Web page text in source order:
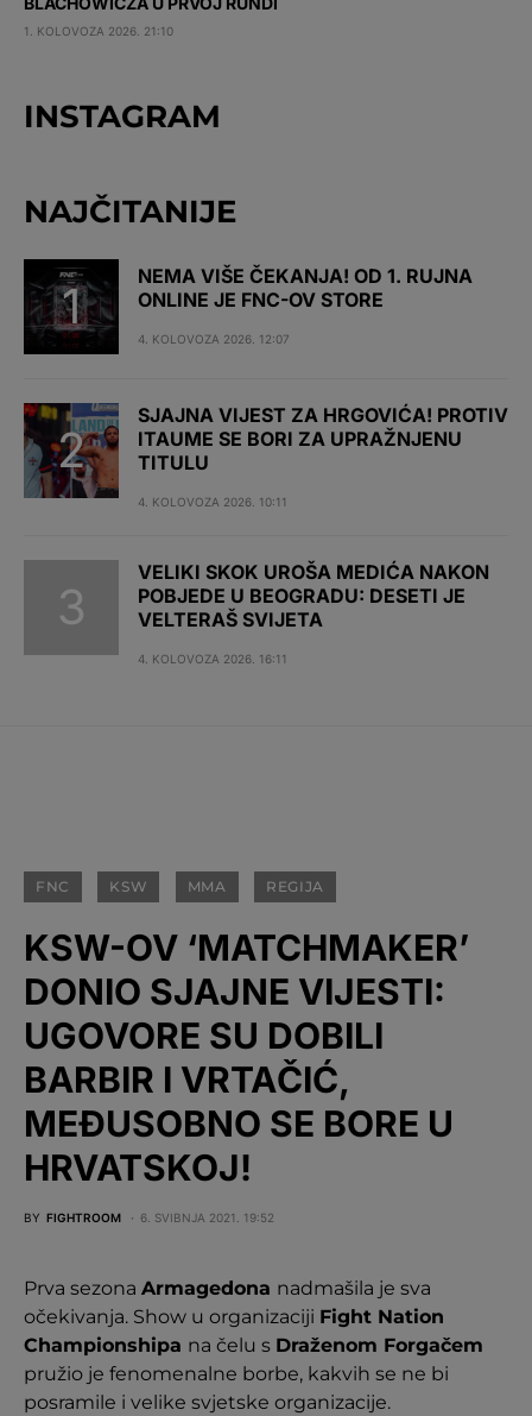
1. KOLOVOZA 2026. 21:10
INSTAGRAM
NAJČITANIJE
NEMA VIŠE ČEKANJA! OD 1. RUJNA
ONLINE JE FNC-OV STORE
4. KOLOVOZA 2026. 12:07
SJAJNA VIJEST ZA HRGOVIĆA! PROTIV
ITAUME SE BORI ZA UPRAŽNJENU
TITULU
4. KOLOVOZA 2026. 10:11
VELIKI SKOK UROŠA MEDIĆA NAKON
POBJEDE U BEOGRADU: DESETI JE
VELTERAŠ SVIJETA
4. KOLOVOZA 2026. 16:11
FNC KSW MMA REGIJA
KSW-OV ‘MATCHMAKER’
DONIO SJAJNE VIJESTI:
UGOVORE SU DOBILI
BARBIR I VRTAČIĆ,
MEĐUSOBNO SE BORE U
HRVATSKOJ!
BY FIGHTROOM 6. SVIBNJA 2021. 19:52
Prva sezona Armagedona nadmašila je sva
očekivanja. Show u organizaciji Fight Nation
Championshipa na čelu s Draženom Forgačem
pružio je fenomenalne borbe, kakvih se ne bi
posramile i velike svjetske organizacije.